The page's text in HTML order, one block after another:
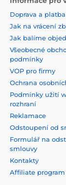
Doprava a platba
Jak na vrácení
Jak balíme
Všeobecné
podmínky
VOP pro firmy
Ochrana
Podmínky užití
rozhraní
Reklamace
Odstoupení od
Formulář na
smlouvy
Kontakty
Affiliate program